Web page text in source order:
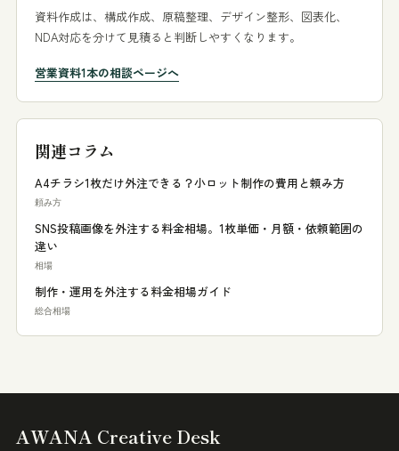
資料作成は、構成作成、原稿整理、デザイン整形、図表化、
NDA対応を分けて見積ると判断しやすくなります。
営業資料1本の相談ページへ
関連コラム
A4チラシ1枚だけ外注できる？小ロット制作の費用と頼み方
頼み方
SNS投稿画像を外注する料金相場。1枚単価・月額・依頼範囲の
違い
相場
制作・運用を外注する料金相場ガイド
総合相場
AWANA Creative Desk